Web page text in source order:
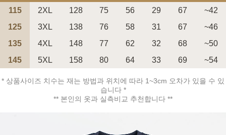
115 2XL 128 75 56 29 67
~42
125
3XL 138 76 58 31 67
~46
135
4XL 148 77 62 32 68
~50
145
5XL 158 80 64 33 69 ~54
* 상품사이즈 치수는 재는 방법과 위치에 따라 1~3cm 오차가 있을 수 있
습니다 *
** 본인의 옷과 실측비교 추천합니다 **